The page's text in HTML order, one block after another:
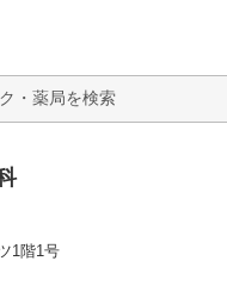
検索
1階1号